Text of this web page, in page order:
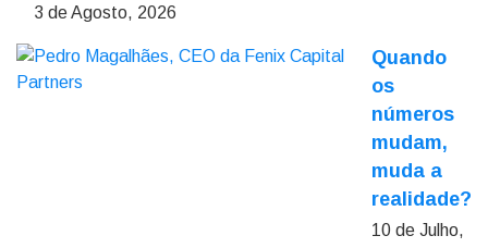
3 de Agosto, 2026
Quando
os
números
mudam,
muda a
realidade?
10 de Julho,